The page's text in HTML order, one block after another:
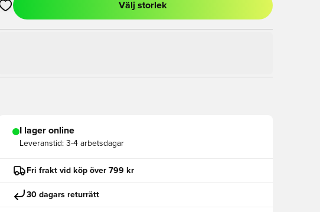
Öppnar en Modal för att logga in eller registrera dig som medlem
Välj storlek
I lager online
Leveranstid: 3-4 arbetsdagar
Fri frakt vid köp över 799 kr
30 dagars returrätt